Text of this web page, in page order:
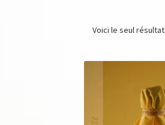
Voici le seul résultat